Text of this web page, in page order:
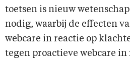
toetsen is nieuw
nodig, waarbij de effecten
webcare in reactie op
tegen proactieve webcare